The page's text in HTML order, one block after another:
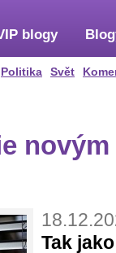
Politika Svět
blogy
novým
Tak